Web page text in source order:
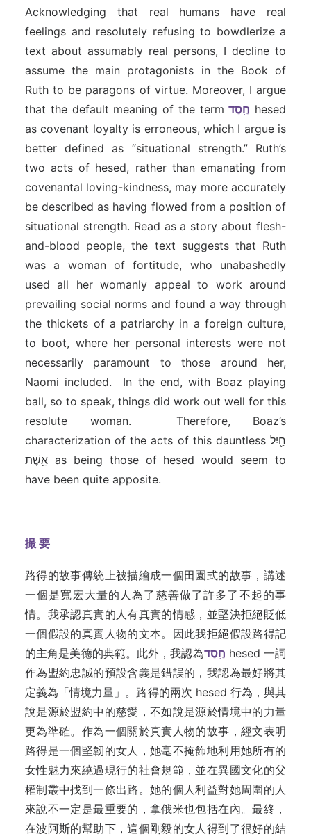
Acknowledging that real humans have real
feelings and resolutely refusing to bowdlerize a
text about assumably real persons, I decline to
assume the main protagonists in the Book of
Ruth to be paragons of virtue. Moreover, I argue
that the default meaning of the termחֶ֖סֶד hesed
as covenant loyalty is erroneous, which I argue is
better defined as “situational strength.” Ruth’s
two acts of hesed, rather than emanating from
covenantal loving-kindness, may more accurately
be described as having flowed from a position of
situational strength. Read as a story about flesh-
and-blood people, the text suggests that Ruth
was a woman of fortitude, who unabashedly
used all her womanly appeal to work around
prevailing social norms and found a way through
the thickets of a patriarchy in a foreign culture,
to boot, where her personal interests were not
necessarily paramount to those around her,
Naomi included. In the end, with Boaz playing
ball, so to speak, things did work out well for this
resolute woman. Therefore, Boaz’s
characterization of the acts of this dauntless חַ֖יִל
אֵ֥שֶׁת as being those of hesed would seem to
have been quite apposite.
撮 要
路得的故事傳統上被描繪成一個田園式的故事，講述
一個是寬宏大量的人為了慈善做了許多了不起的事
情。我承認真實的人有真實的情感，並堅決拒絕貶低
一個假設的真實人物的文本。因此我拒絕假設路得記
的主角是美德的典範。此外，我認為חֶ֖סֶד hesed 一詞
作為盟約忠誠的預設含義是錯誤的，我認為最好將其
定義為「情境力量」。路得的兩次 hesed 行為，與其
說是源於盟約中的慈愛，不如說是源於情境中的力量
更為準確。作為一個關於真實人物的故事，經文表明
路得是一個堅韌的女人，她毫不掩飾地利用她所有的
女性魅力來繞過現行的社會規範，並在異國文化的父
權制叢中找到一條出路。她的個人利益對她周圍的人
來說不一定是最重要的，拿俄米也包括在內。最終，
在波阿斯的幫助下，這個剛毅的女人得到了很好的結